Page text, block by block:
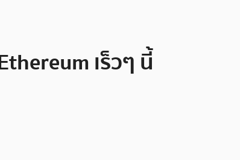
เร็วๆ นี้